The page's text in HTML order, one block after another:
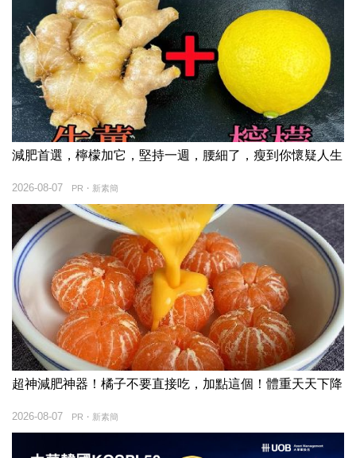
減肥首選，檸檬加它，堅持一週，腰細了，瘦到你懷疑人生
PR・新素簡
2026-08-07
超神減肥神器！橘子不要直接吃，加點這個！體重天天下降
PR・新素簡
2026-08-07